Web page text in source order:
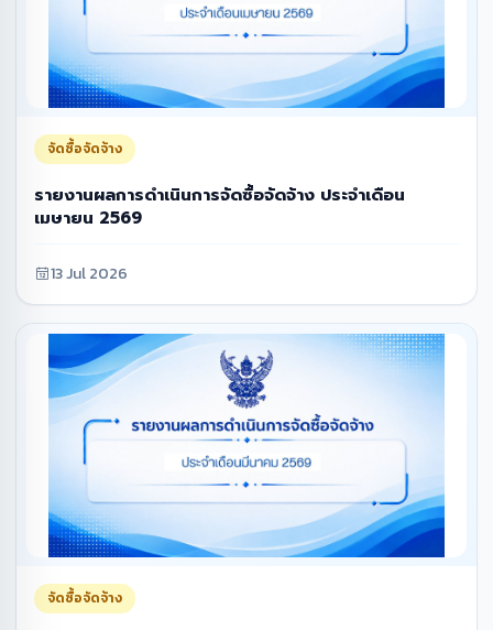
จัดซื้อจัดจ้าง
รายงานผลการดำเนินการจัดซื้อจัดจ้าง ประจำเดือน
เมษายน 2569
13 Jul 2026
จัดซื้อจัดจ้าง